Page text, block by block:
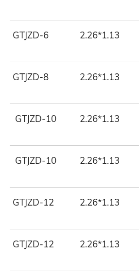
GTJZD-6 2.26*1.13
GTJZD-8 2.26*1.13
GTJZD-10 2.26*1.13
GTJZD-10 2.26*1.13
GTJZD-12 2.26*1.13
GTJZD-12 2.26*1.13